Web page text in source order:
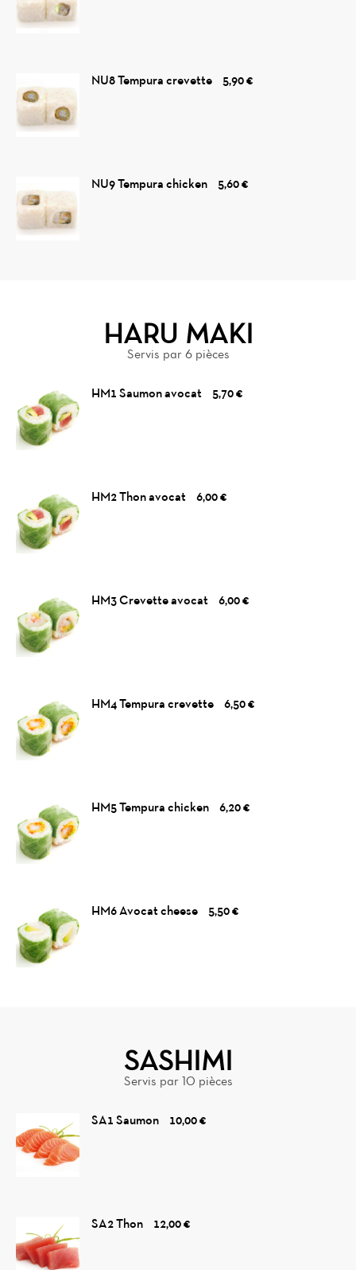
NU8 Tempura crevette 5,90 €
NU9 Tempura chicken 5,60 €
HARU MAKI
Servis par 6 pièces
HM1 Saumon avocat 5,70 €
HM2 Thon avocat 6,00 €
HM3 Crevette avocat 6,00 €
HM4 Tempura crevette 6,50 €
HM5 Tempura chicken 6,20 €
HM6 Avocat cheese 5,50 €
SASHIMI
Servis par 10 pièces
SA1 Saumon 10,00 €
SA2 Thon 12,00 €